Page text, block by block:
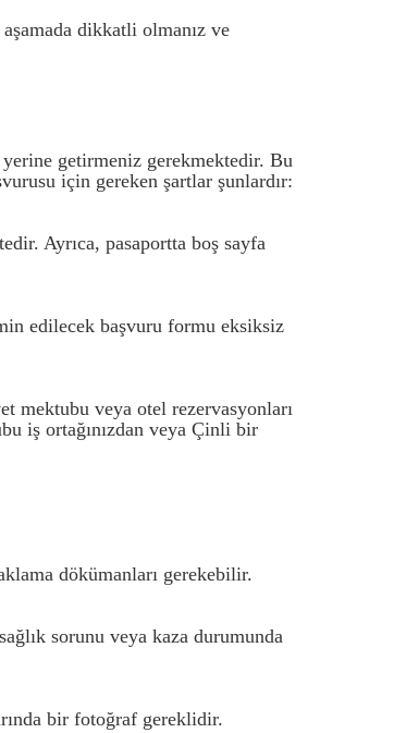
dikkatli olmanız ve
getirmeniz gerekmektedir. Bu
için gereken şartlar şunlardır:
Ayrıca, pasaportta boş sayfa
edilecek başvuru formu eksiksiz
mektubu veya otel rezervasyonları
iş ortağınızdan veya Çinli bir
dökümanları gerekebilir.
sorunu veya kaza durumunda
bir fotoğraf gereklidir.